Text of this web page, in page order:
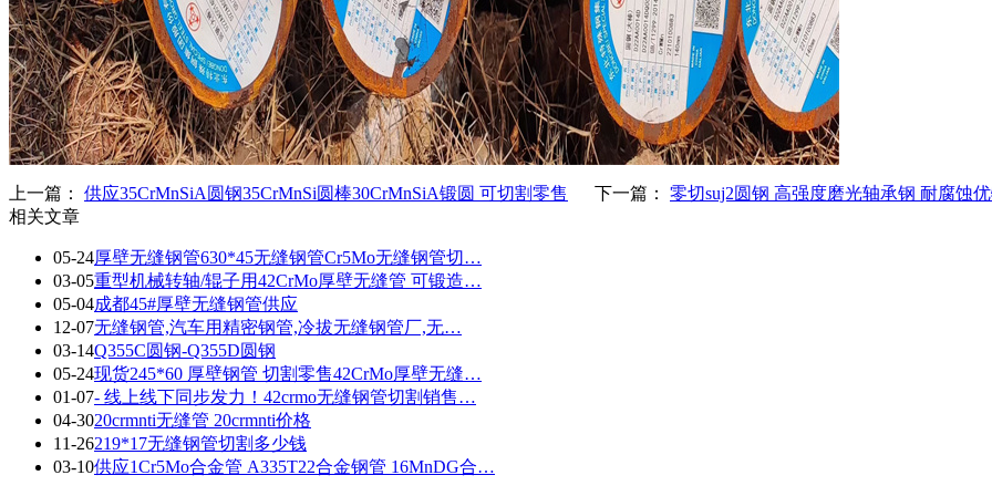
上一篇： 供应35CrMnSiA圆钢35CrMnSi圆棒30CrMnSiA锻圆 可切割零售 下一篇： 零切suj2圆钢 高强度磨光轴承钢 耐腐蚀
相关文章
05-24厚壁无缝钢管630*45无缝钢管Cr5Mo无缝钢管切…
03-05重型机械转轴/辊子用42CrMo厚壁无缝管 可锻造…
05-04成都45#厚壁无缝钢管供应
12-07无缝钢管,汽车用精密钢管,冷拔无缝钢管厂,无…
03-14Q355C圆钢-Q355D圆钢
05-24现货245*60 厚壁钢管 切割零售42CrMo厚壁无缝…
01-07- 线上线下同步发力！42crmo无缝钢管切割销售…
04-3020crmnti无缝管 20crmnti价格
11-26219*17无缝钢管切割多少钱
03-10供应1Cr5Mo合金管 A335T22合金钢管 16MnDG合…